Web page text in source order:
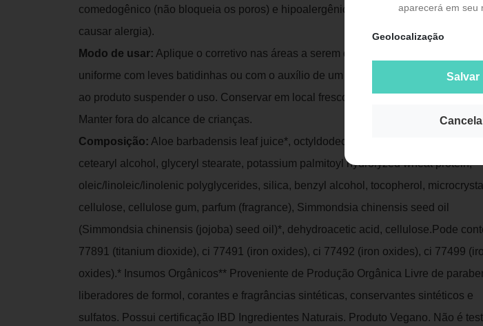
aparecerá em seu
Geolocalização
Salvar
comedogênico (não bloqueia os poros) e hipoalergênico (com menores chances
causar alergia).
Modo de usar: Aplique o corretivo nas áreas a serem disfarçadas e espalhe de
uniforme com leves batidinhas ou com o auxílio de um pincel. Em caso de
ao produto suspender o uso. Conservar em local fresco e ao abrigo da luz. Uso
Manter fora do alcance de crianças.
Composição: Aloe barbadensis leaf juice*, octyldodecanol, glycerin**, sucrose
cetearyl alcohol, glyceryl stearate, potassium palmitoyl hydrolyzed wheat protein,
oleic/linoleic/linolenic polyglycerides, silica, benzyl alcohol, tocopherol,
cellulose, cellulose gum, parfum (fragrance), Simmondsia chinensis seed oil
(Simmondsia chinensis (jojoba) seed oil)*, dehydroacetic acid, cellulose.Pode
77891 (titanium dioxide), ci 77491 (iron oxides), ci 77492 (iron oxides), ci 77499
oxides).* Insumos Orgânicos** Proveniente de Produção Orgânica Livre de
liberadores de formol, corantes e fragrâncias sintéticas, conservantes sintéticos e
sulfatos. Possui certificação IBD Ingredientes Naturais. Produto Vegano. Não é